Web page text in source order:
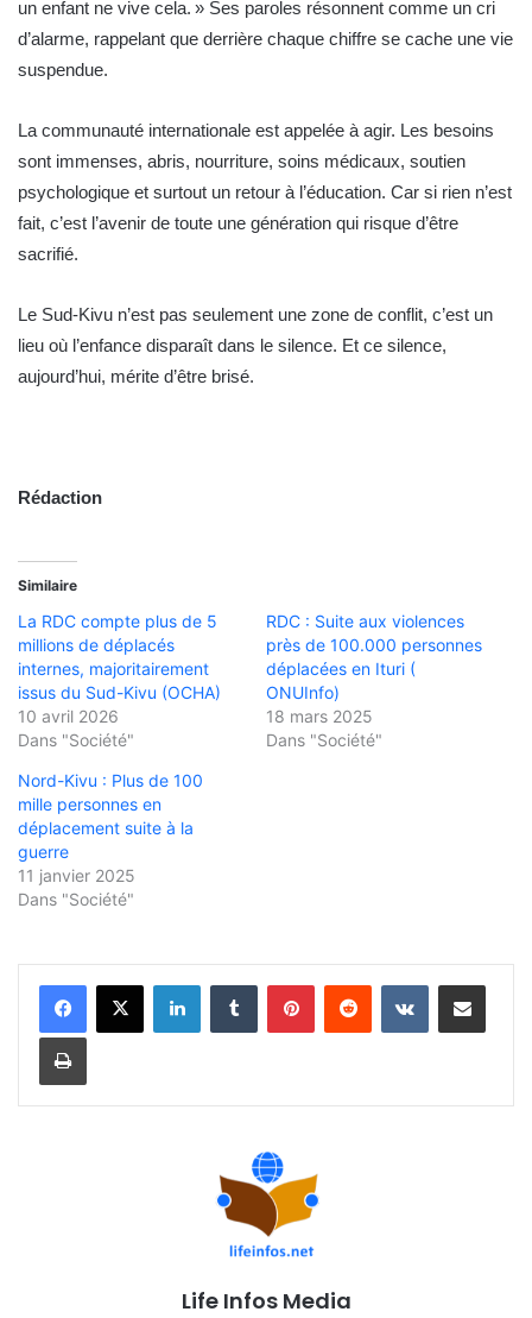
un enfant ne vive cela. » Ses paroles résonnent comme un cri
d’alarme, rappelant que derrière chaque chiffre se cache une vie
suspendue.
La communauté internationale est appelée à agir. Les besoins
sont immenses, abris, nourriture, soins médicaux, soutien
psychologique et surtout un retour à l’éducation. Car si rien n’est
fait, c’est l’avenir de toute une génération qui risque d’être
sacrifié.
Le Sud-Kivu n’est pas seulement une zone de conflit, c’est un
lieu où l’enfance disparaît dans le silence. Et ce silence,
aujourd’hui, mérite d’être brisé.
Rédaction
Similaire
La RDC compte plus de 5
millions de déplacés
internes, majoritairement
issus du Sud-Kivu (OCHA)
10 avril 2026
Dans "Société"
RDC : Suite aux violences
près de 100.000 personnes
déplacées en Ituri (
ONUInfo)
18 mars 2025
Dans "Société"
Nord-Kivu : Plus de 100
mille personnes en
déplacement suite à la
guerre
11 janvier 2025
Dans "Société"
Life Infos Media